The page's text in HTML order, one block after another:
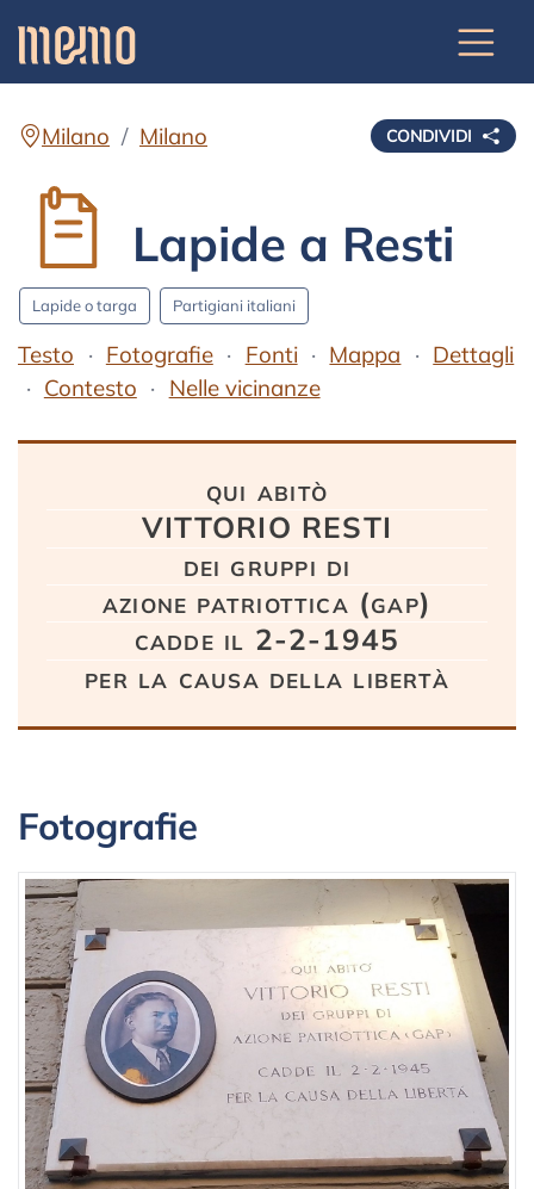
CONDIVIDI
Milano Milano
Lapide a Resti
Lapide o targa Partigiani italiani
Testo Fotografie Fonti Mappa
Dettagli
Contesto
Nelle vicinanze
qui abitò
VITTORIO RESTI
dei gruppi di
azione patriottica (gap)
cadde il 2-2-1945
per la causa della libertà
Fotografie